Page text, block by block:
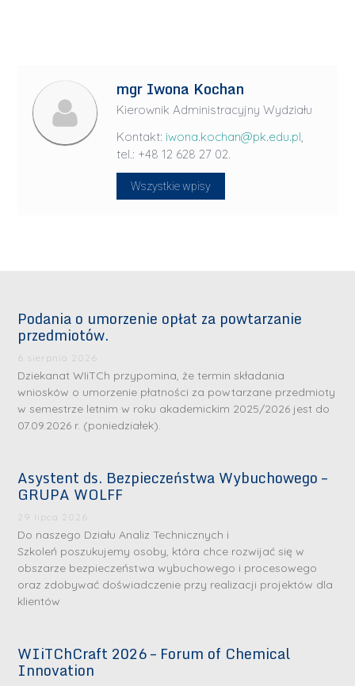
mgr Iwona Kochan
Kierownik Administracyjny Wydziału
Kontakt: iwona.kochan@pk.edu.pl,
tel.: +48 12 628 27 02.
Wszystkie wpisy
Podania o umorzenie opłat za powtarzanie
przedmiotów.
6 sierpnia 2026
Dziekanat WIiTCh przypomina, że termin składania
wniosków o umorzenie płatności za powtarzane przedmioty
w semestrze letnim w roku akademickim 2025/2026 jest do
07.09.2026 r. (poniedziałek).
Asystent ds. Bezpieczeństwa Wybuchowego –
GRUPA WOLFF
29 lipca 2026
Do naszego Działu Analiz Technicznych i
Szkoleń poszukujemy osoby, która chce rozwijać się w
obszarze bezpieczeństwa wybuchowego i procesowego
oraz zdobywać doświadczenie przy realizacji projektów dla
klientów
WIiTChCraft 2026 – Forum of Chemical
Innovation